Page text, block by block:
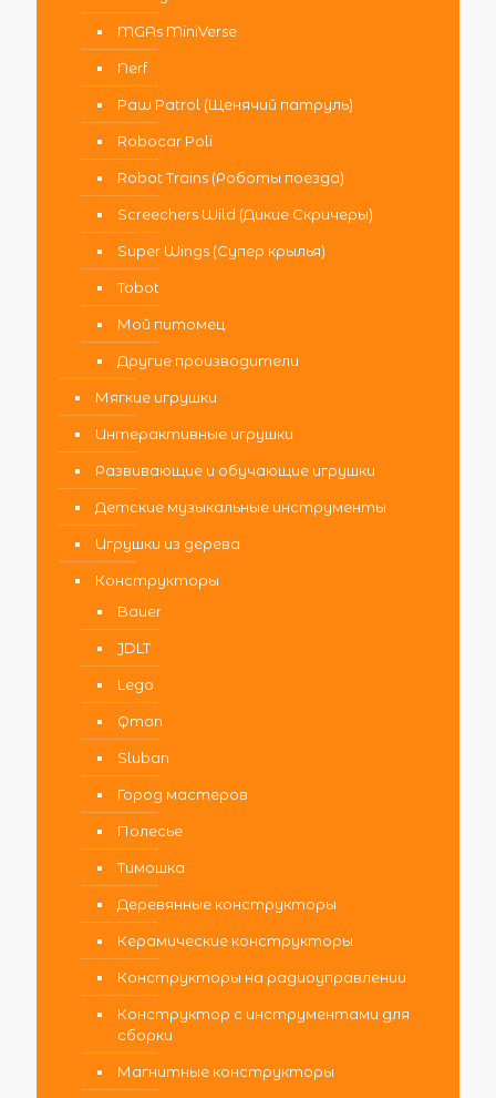
MGAs MiniVerse
Nerf
Paw Patrol (Щенячий патруль)
Robocar Poli
Robot Trains (Роботы поезда)
Screechers Wild (Дикие Скричеры)
Super Wings (Супер крылья)
Tobot
Мой питомец
Другие производители
Мягкие игрушки
Интерактивные игрушки
Развивающие и обучающие игрушки
Детские музыкальные инструменты
Игрушки из дерева
Конструкторы
Bauer
JDLT
Lego
Qman
Sluban
Город мастеров
Полесье
Тимошка
Деревянные конструкторы
Керамические конструкторы
Конструкторы на радиоуправлении
Конструктор с инструментами для
сборки
Магнитные конструкторы